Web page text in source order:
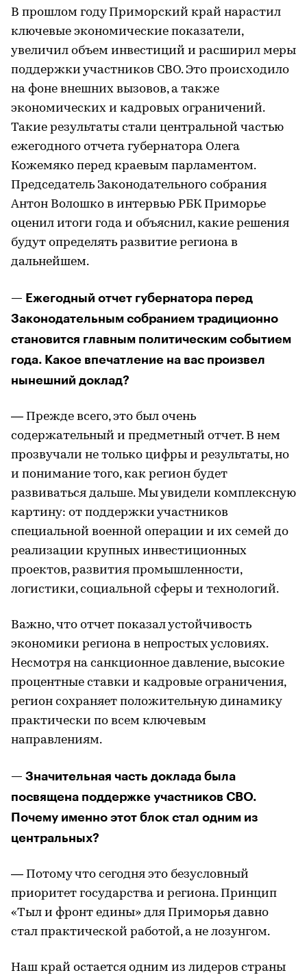
В прошлом году Приморский край нарастил
ключевые экономические показатели,
увеличил объем инвестиций и расширил меры
поддержки участников СВО. Это происходило
на фоне внешних вызовов, а также
экономических и кадровых ограничений.
Такие результаты стали центральной частью
ежегодного отчета губернатора Олега
Кожемяко перед краевым парламентом.
Председатель Законодательного собрания
Антон Волошко в интервью РБК Приморье
оценил итоги года и объяснил, какие решения
будут определять развитие региона в
дальнейшем.
— Ежегодный отчет губернатора перед
Законодательным собранием традиционно
становится главным политическим событием
года. Какое впечатление на вас произвел
нынешний доклад?
— Прежде всего, это был очень
содержательный и предметный отчет. В нем
прозвучали не только цифры и результаты, но
и понимание того, как регион будет
развиваться дальше. Мы увидели комплексную
картину: от поддержки участников
специальной военной операции и их семей до
реализации крупных инвестиционных
проектов, развития промышленности,
логистики, социальной сферы и технологий.
Важно, что отчет показал устойчивость
экономики региона в непростых условиях.
Несмотря на санкционное давление, высокие
процентные ставки и кадровые ограничения,
регион сохраняет положительную динамику
практически по всем ключевым
направлениям.
— Значительная часть доклада была
посвящена поддержке участников СВО.
Почему именно этот блок стал одним из
центральных?
— Потому что сегодня это безусловный
приоритет государства и региона. Принцип
«Тыл и фронт едины» для Приморья давно
стал практической работой, а не лозунгом.
Наш край остается одним из лидеров страны